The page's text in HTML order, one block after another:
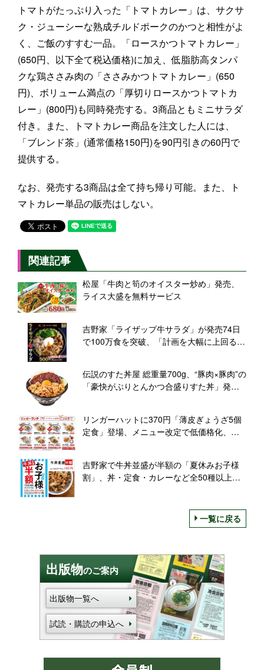
トマトがたっぷり入った「トマトカレー」は、サクサ
ク・ジューシーな熟成チルドポークのかつと相性がよ
く、ご飯のすすむ一品。「ロースかつトマトカレー」
(650円、以下全て税込価格)に加え、低脂肪高タンパ
クな鶏ささみ肉の「ささみかつトマトカレー」(650
円)、ボリューム満点の「厚切りロースかつトマトカ
レー」(800円)も同時発売する。3商品ともミニサラダ
付き。また、トマトカレー商品を注文した人には、
「ブレンド茶」(通常価格150円)を90円引きの60円で
提供する。
なお、発売する3商品は全て持ち帰り可能。また、ト
マトカレー単品の販売はしない。
関連記事
松屋「牛肉と筍のオイスター炒め」発売、
ライス大盛を無料サービス
吉野家「ライザップ牛サラダ」が発売74日
で100万食を突破、「計画を大幅に上回る反
伝説のすた丼屋 総重量700g、“豚肉×豚肉”の
「豪快がぶりとんかつ合盛りすた丼」発
リンガーハットに370円「薄皮ぎょうざ5個
定食」登場、メニュー改定で低価格化、
吉野家で牛丼並盛が半額の「夏休みお子様
割」、丼・定食・カレーなど全50種以上を
一覧に戻る
出版物のご案内
出版物一覧へ
試読・購読の申込へ